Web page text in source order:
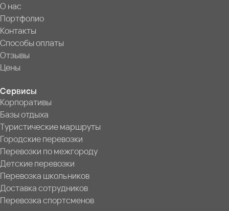
О нас
Портфолио
Контакты
Способы оплаты
Отзывы
Цены
Сервисы
Корпоративы
Базы отдыха
Туристические маршруты
Городские перевозки
Перевозки по межгороду
Детские перевозки
Перевозка школьников
Доставка сотрудников
Перевозка спортсменов